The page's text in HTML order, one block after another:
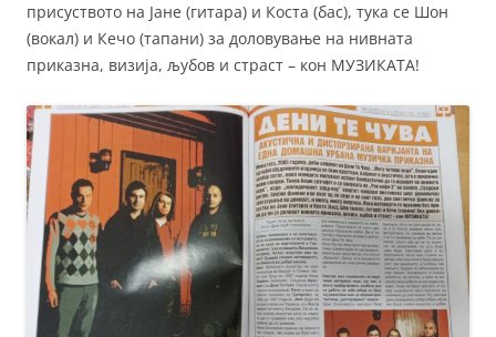
присуството на Јане (гитара) и Коста (бас), тука се Шон
(вокал) и Кечо (тапани) за доловување на нивната
приказна, визија, љубов и страст – кон МУЗИКАТА!